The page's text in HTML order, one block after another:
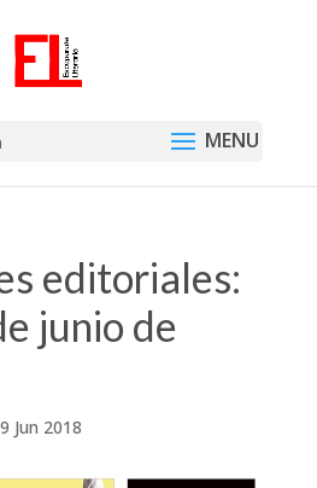
editoriales:
junio de
9 Jun 2018